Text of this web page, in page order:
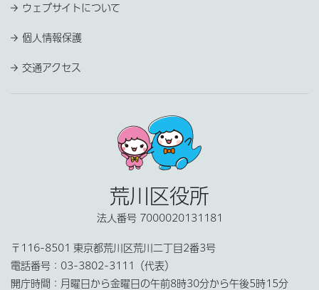
ウェブサイトについて
個人情報保護
交通アクセス
荒川区役所
法人番号 7000020131181
〒116-8501 東京都荒川区荒川二丁目2番3号
電話番号： 03-3802-3111（代表）
開庁時間： 月曜日から金曜日の午前8時30分から午後5時15分